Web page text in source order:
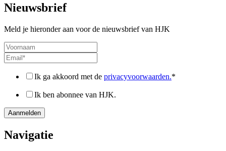
Nieuwsbrief
Meld je hieronder aan voor de nieuwsbrief van HJK
Ik ga akkoord met de privacyvoorwaarden.*
Ik ben abonnee van HJK.
Navigatie